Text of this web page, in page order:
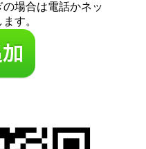
場合は電話かネッ
す。